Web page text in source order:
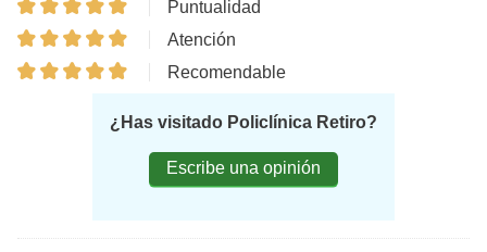
Puntualidad
Atención
Recomendable
¿Has visitado Policlínica Retiro?
Escribe una opinión